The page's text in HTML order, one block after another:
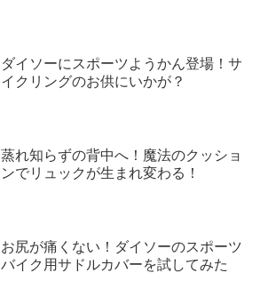
ダイソーにスポーツようかん登場！サ
イクリングのお供にいかが？
蒸れ知らずの背中へ！魔法のクッショ
ンでリュックが生まれ変わる！
お尻が痛くない！ダイソーのスポーツ
バイク用サドルカバーを試してみた